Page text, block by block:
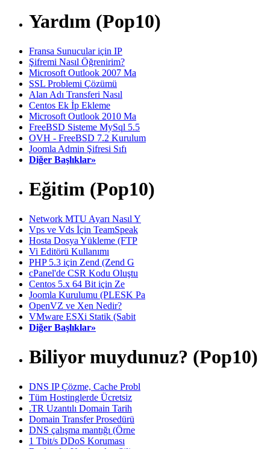
Yardım (Pop10)
Fransa Sunucular için IP
Şifremi Nasıl Öğrenirim?
Microsoft Outlook 2007 Ma
SSL Problemi Çözümü
Alan Adı Transferi Nasıl
Centos Ek İp Ekleme
Microsoft Outlook 2010 Ma
FreeBSD Sisteme MySql 5.5
OVH - FreeBSD 7.2 Kurulum
Joomla Admin Şifresi Sıfı
Diğer Başlıklar»
Eğitim (Pop10)
Network MTU Ayarı Nasıl Y
Vps ve Vds İçin TeamSpeak
Hosta Dosya Yükleme (FTP
Vi Editörü Kullanımı
PHP 5.3 için Zend (Zend G
cPanel'de CSR Kodu Oluştu
Centos 5.x 64 Bit için Ze
Joomla Kurulumu (PLESK Pa
OpenVZ ve Xen Nedir?
VMware ESXi Statik (Sabit
Diğer Başlıklar»
Biliyor muydunuz? (Pop10)
DNS IP Çözme, Cache Probl
Tüm Hostinglerde Ücretsiz
.TR Uzantılı Domain Tarih
Domain Transfer Prosedürü
DNS çalışma mantığı (Örne
1 Tbit/s DDoS Koruması